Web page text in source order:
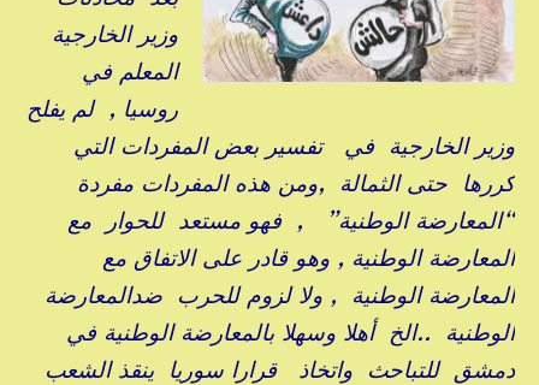
وزير الخارجية
المعلم في
روسيا , لم يفلح
وزير الخارجية في تفسير بعض المفردات التي
كررها حتى الثمالة ,ومن هذه المفردات مفردة
“المعارضة الوطنية” , فهو مستعد للحوار مع
المعارضة الوطنية , وهو قادر على الاتفاق مع
المعارضة الوطنية , ولا لزوم للحرب ضدالمعارضة
الوطنية ..الخ أهلا وسهلا بالمعارضة الوطنية في
دمشق للتباحث واتخاذ قرارا سوريا ينقذ الشعب